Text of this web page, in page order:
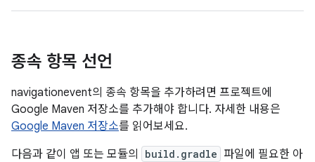
종속 항목 선언
navigationevent의 종속 항목을 추가하려면 프로젝트에
Google Maven 저장소를 추가해야 합니다. 자세한 내용은
Google Maven 저장소를 읽어보세요.
다음과 같이 앱 또는 모듈의
build.gradle 파일에 필요한 아